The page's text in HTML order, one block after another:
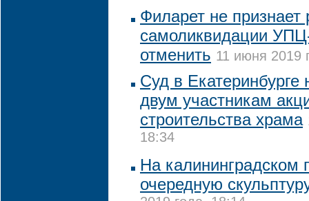
Филарет не
самоликвидации
отменить 11 июня 2019
Суд в
двум участникам
строительства храма
18:34
На калининградском
очередную